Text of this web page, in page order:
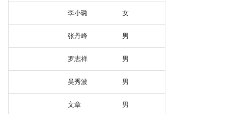
李小璐 女
张丹峰 男
罗志祥 男
吴秀波 男
文章 男